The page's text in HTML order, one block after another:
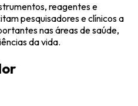
reagentes e
pesquisadores e clínicos a
nas áreas de saúde,
da vida.